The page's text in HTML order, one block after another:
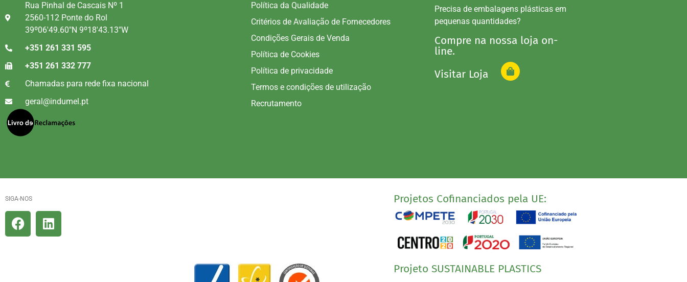
Rua Pinhal de Cascais Nº 1
2560-112 Ponte do Rol
39º06'49.60"N 9º18'43.13"W
+351 261 331 595
+351 261 332 777
Chamadas para rede fixa nacional
geral@indumel.pt
Política da Qualidade
Critérios de Avaliação de Fornecedores
Condições Gerais de Venda
Política de Cookies
Política de privacidade
Termos e condições de utilização
Recrutamento
Precisa de embalagens plásticas em
pequenas quantidades?
Compre na nossa loja on-
line.
Visitar Loja
SIGA-NOS Projetos Cofinanciados pela UE:
Projeto SUSTAINABLE PLASTICS